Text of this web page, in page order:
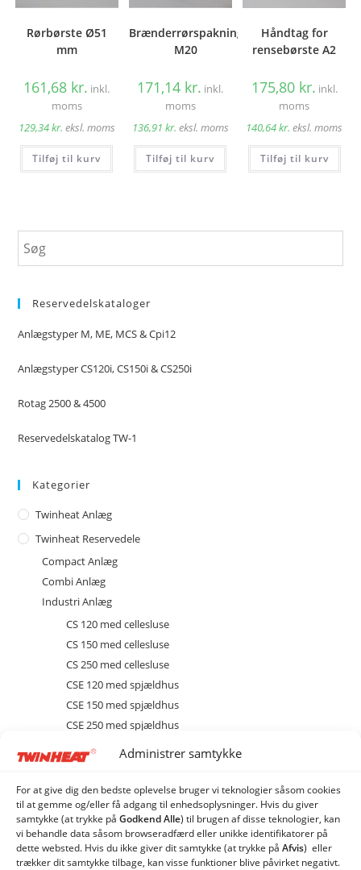
Administrer samtykke
For at give dig den bedste oplevelse bruger vi teknologier såsom cookies
til at gemme og/eller få adgang til enhedsoplysninger. Hvis du giver
samtykke (at trykke på Godkend Alle) til brugen af ​​disse teknologier, kan
vi behandle data såsom browseradfærd eller unikke identifikatorer på
dette websted. Hvis du ikke giver dit samtykke (at trykke på Afvis) eller
trækker dit samtykke tilbage, kan visse funktioner blive påvirket negativt.
Rørbørste Ø51
mm
161,68 kr. inkl.
moms
129,34kr. eksl. moms
Tilføj til kurv
Brænderrørspakning
M20
171,14 kr. inkl.
moms
136,91 kr. eksl. moms
Tilføj til kurv
Håndtag for
rensebørste A2
175,80 kr. inkl.
moms
140,64kr. eksl. moms
Tilføj til kurv
Reservedelskataloger
Anlægstyper M, ME, MCS & Cpi12
Anlægstyper CS120i, CS150i & CS250i
Rotag 2500 & 4500
Reservedelskatalog TW-1
Kategorier
Twinheat Anlæg
Twinheat Reservedele
Compact Anlæg
Combi Anlæg
Industri Anlæg
CS 120 med cellesluse
CS 150 med cellesluse
CS 250 med cellesluse
CSE 120 med spjældhus
CSE 150 med spjældhus
CSE 250 med spjældhus
Brænder
Ekstraudstyr og tilbehør
EL
Kedel
Sprinkler